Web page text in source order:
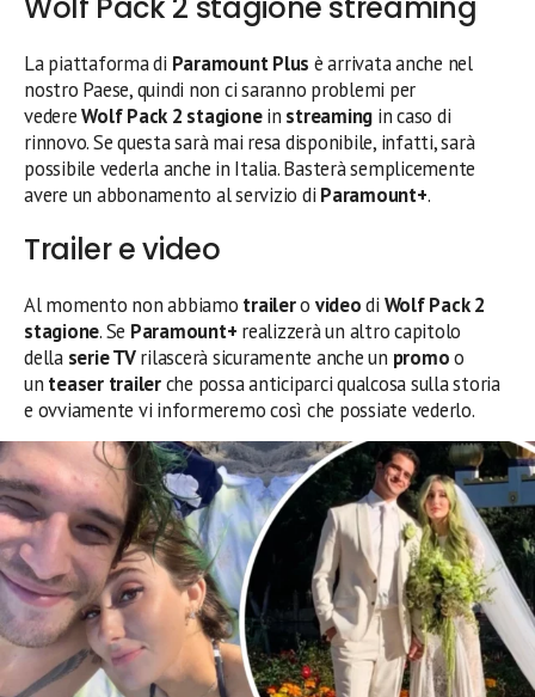
La piattaforma di Paramount Plus è arrivata anche nel
nostro Paese, quindi non ci saranno problemi per
vedereWolf Pack 2 stagionein streaming in caso di
rinnovo. Se questa sarà mai resa disponibile, infatti, sarà
possibile vederla anche in Italia. Basterà semplicemente
avere un abbonamento al servizio di Paramount+.
Trailer e video
Al momento non abbiamo trailero videodi Wolf Pack 2
stagione. Se Paramount+ realizzerà un altro capitolo
dellaserie TVrilascerà sicuramente anche un promoo
un teaser trailerche possa anticiparci qualcosa sulla storia
e ovviamente vi informeremo così che possiate vederlo.